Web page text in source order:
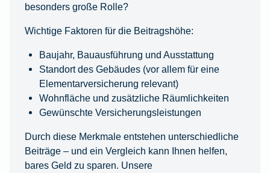
besonders große Rolle?
Wichtige Faktoren für die Beitragshöhe:
Baujahr, Bauausführung und Ausstattung
Standort des Gebäudes (vor allem für eine
Elementarversicherung relevant)
Wohnfläche und zusätzliche Räumlichkeiten
Gewünschte Versicherungsleistungen
Durch diese Merkmale entstehen unterschiedliche
Beiträge – und ein Vergleich kann Ihnen helfen,
bares Geld zu sparen. Unsere